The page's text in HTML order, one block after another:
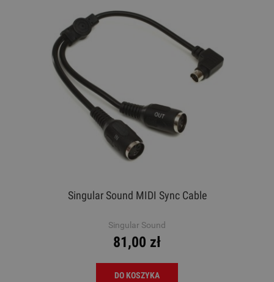
Singular Sound MIDI Sync Cable
Singular Sound
81,00 zł
DO KOSZYKA